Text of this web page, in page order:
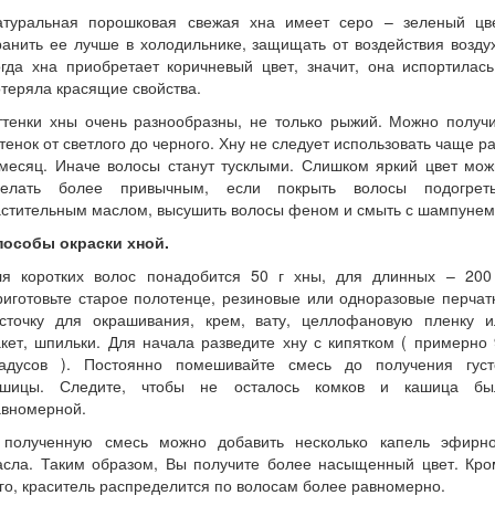
порошковая свежая хна имеет серо – зеленый
ее лучше в холодильнике, защищать от воздействия
хна приобретает коричневый цвет, значит, она
красящие свойства.
хны очень разнообразны, не только рыжий. Можно
от светлого до черного. Хну не следует использовать чаще
Иначе волосы станут тусклыми. Слишком яркий цвет
более привычным, если покрыть волосы
маслом, высушить волосы феном и смыть с
окраски хной.
коротких волос понадобится 50 г хны, для длинных –
старое полотенце, резиновые или одноразовые
для окрашивания, крем, вату, целлофановую пленку
шпильки. Для начала разведите хну с кипятком ( примерно
). Постоянно помешивайте смесь до получения
Следите, чтобы не осталось комков и кашица
смесь можно добавить несколько капель
Таким образом, Вы получите более насыщенный цвет.
краситель распределится по волосам более равномерно.